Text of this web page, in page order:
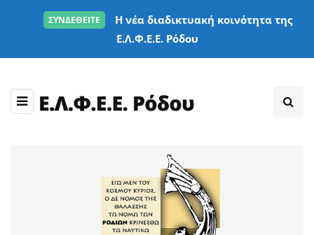
ΣΥΝΔΕΘΕΙΤΕ
Η νέα διαδικτυακή κοινότητα της
Ε.Λ.Φ.Ε.Ε. Ρόδου